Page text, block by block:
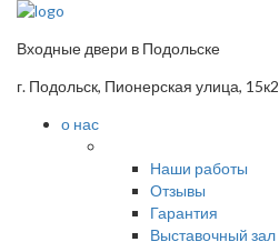
Входные двери в Подольске
г. Подольск, Пионерская улица, 15к2
о нас
Наши работы
Отзывы
Гарантия
Выставочный зал